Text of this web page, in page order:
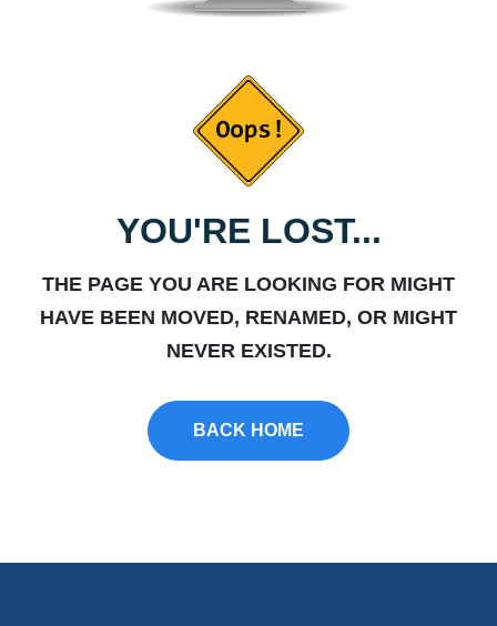
YOU'RE LOST...
THE PAGE YOU ARE LOOKING FOR MIGHT
HAVE BEEN MOVED, RENAMED, OR MIGHT
NEVER EXISTED.
BACK HOME